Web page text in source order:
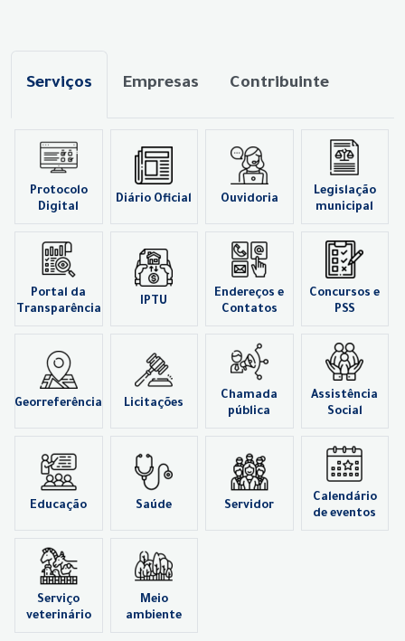
Serviços Empresas Contribuinte
Protocolo
Digital
Diário Oficial Ouvidoria
Legislação
municipal
Portal da
Transparência
IPTU
Endereços e
Contatos
Concursos e
PSS
Georreferência Licitações
Chamada
pública
Assistência
Social
Educação Saúde Servidor
Calendário
de eventos
Serviço
veterinário
Meio
ambiente